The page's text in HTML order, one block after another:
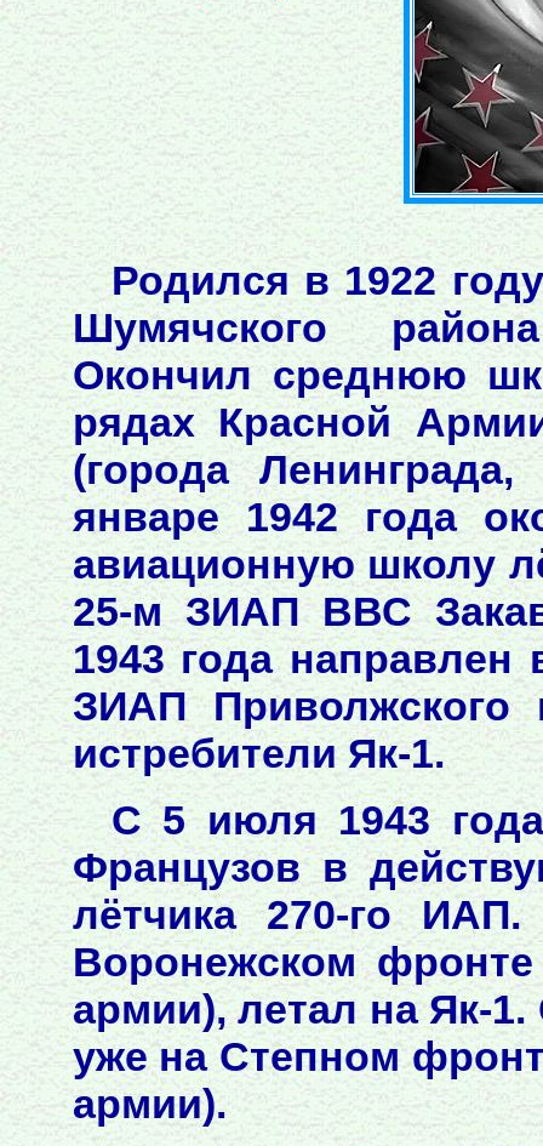
Родился в 1922
Шумячского
Окончил среднюю
рядах Красной
(города
январе 1942 года
авиационную школу
25-м ЗИАП ВВС
1943 года
ЗИАП Приволжского
истребители Як-1.
С 5 июля 1943
Французов в
лётчика 270-го
Воронежском
армии), летал на Як-
уже на Степном
армии).